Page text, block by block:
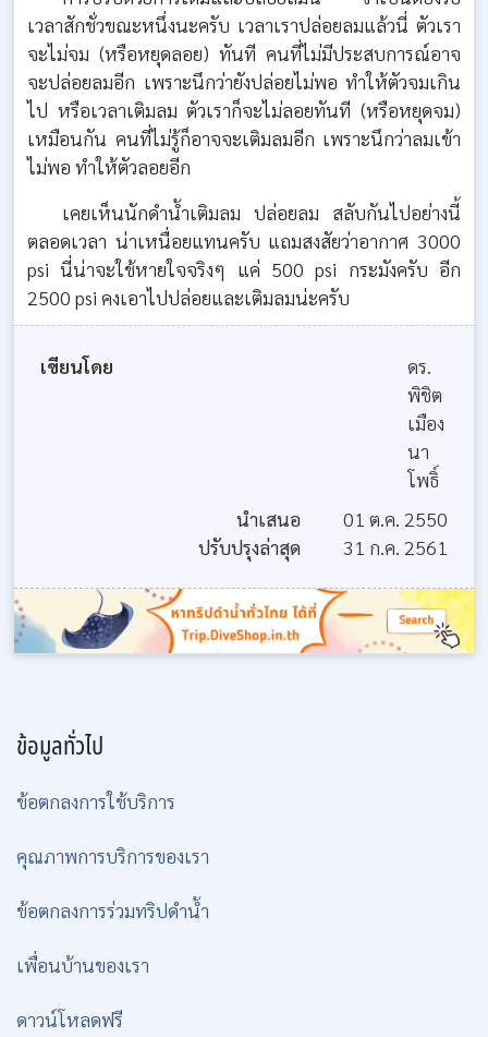
เวลาสักชั่วขณะหนึ่งนะครับ เวลาเราปล่อยลมแล้วนี่ ตัวเรา
จะไม่จม (หรือหยุดลอย) ทันที คนที่ไม่มีประสบการณ์อาจ
จะปล่อยลมอีก เพราะนึกว่ายังปล่อยไม่พอ ทำให้ตัวจมเกิน
ไป หรือเวลาเติมลม ตัวเราก็จะไม่ลอยทันที (หรือหยุดจม)
เหมือนกัน คนที่ไม่รู้ก็อาจจะเติมลมอีก เพราะนึกว่าลมเข้า
ไม่พอ ทำให้ตัวลอยอีก
เคยเห็นนักดำน้ำเติมลม ปล่อยลม สลับกันไปอย่างนี้
ตลอดเวลา น่าเหนื่อยแทนครับ แถมสงสัยว่าอากาศ 3000
psi นี่น่าจะใช้หายใจจริงๆ แค่ 500 psi กระมังครับ อีก
2500 psi คงเอาไปปล่อยและเติมลมน่ะครับ
เขียนโดย
ดร.
พิชิต
เมือง
นา
โพธิ์
นำเสนอ
01 ต.ค. 2550
ปรับปรุงล่าสุด
31 ก.ค. 2561
ข้อมูลทั่วไป
ข้อตกลงการใช้บริการ
คุณภาพการบริการของเรา
ข้อตกลงการร่วมทริปดำน้ำ
เพื่อนบ้านของเรา
ดาวน์โหลดฟรี